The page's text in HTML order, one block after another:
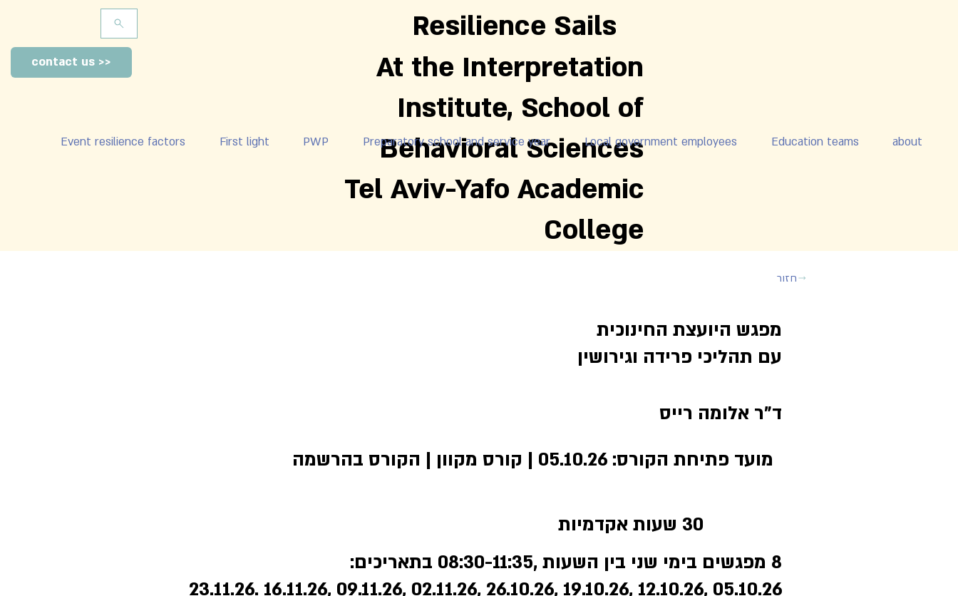
Resilience Sails
At the Interpretation
Institute, School of
Behavioral Sciences
Tel Aviv-Yafo Academic
College
<< contact us
about
Education teams
Local government employees
Preparatory school and service year
PWP
First light
Event resilience factors
חזור
מפגש היועצת החינוכית
עם תהליכי פרידה וגירושין
ד"ר אלומה רייס
מועד פתיחת הקורס: 05.10.26 | קורס מקוון | הקורס בהרשמה
30 שעות אקדמיות
8 מפגשים בימי שני בין השעות ,08:30-11:35 בתאריכים:
05.10.26 ,12.10.26 ,19.10.26 ,26.10.26 ,02.11.26 ,09.11.26 ,16.11.26 .23.11.26